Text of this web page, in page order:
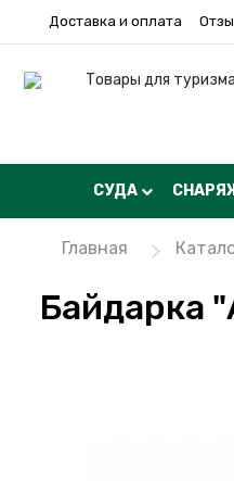
Доставка и оплата
СУДА
Главная
Байдарка